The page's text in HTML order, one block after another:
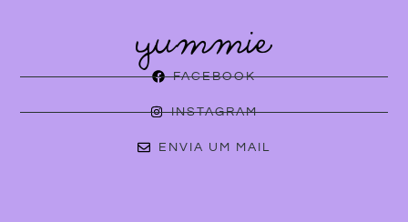
FACEBOOK
INSTAGRAM
ENVIA UM MAIL